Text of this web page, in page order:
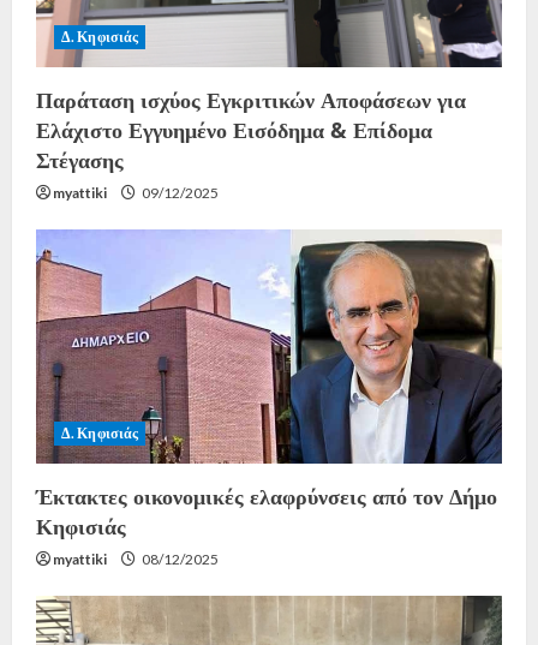
Δ. Κηφισιάς
Παράταση ισχύος Εγκριτικών Αποφάσεων για
Ελάχιστο Εγγυημένο Εισόδημα & Επίδομα
Στέγασης
myattiki 09/12/2025
Δ. Κηφισιάς
Έκτακτες οικονομικές ελαφρύνσεις από τον Δήμο
Κηφισιάς
myattiki 08/12/2025